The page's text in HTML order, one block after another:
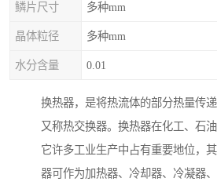
鳞片尺寸 多种mm
晶体粒径 多种mm
水分含量 0.01
换热器，是将热流体的部分热量传递
又称热交换器。换热器在化工、石
它许多工业生产中占有重要地位，
器可作为加热器、冷却器、冷凝器